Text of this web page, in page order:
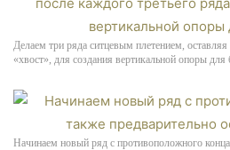
Делаем три ряда ситцевым плетением, оставляя
«хвост», для создания вертикальной опоры для
Начинаем новый ряд с противоположного